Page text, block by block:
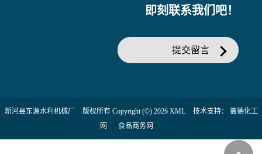
即刻联系我们吧！
提交留言
新河县东源水利机械厂 版权所有 Copyright (©) 2026 XML 技术支持： 盖德化工
网
食品商务网